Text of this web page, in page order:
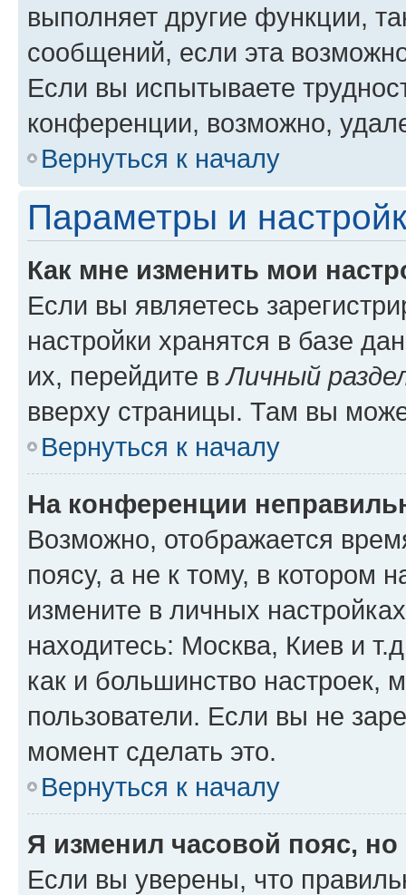
выполняет другие функции,
сообщений, если эта
Если вы испытываете
конференции, возможно,
Вернуться к началу
Параметры и
Как мне изменить мои
Если вы являетесь
настройки хранятся в базе
их, перейдите вЛичный
вверху страницы. Там вы
Вернуться к началу
На конференции
Возможно, отображается
поясу, а не к тому, в котором
измените в личных
находитесь: Москва, Киев и
как и большинство настроек,
пользователи. Если вы не
момент сделать это.
Вернуться к началу
Я изменил часовой пояс,
Если вы уверены, что